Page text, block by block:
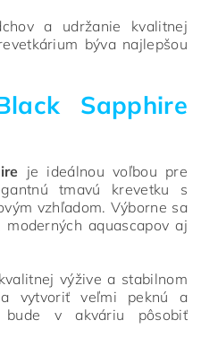
a udržanie kvalitnej
býva najlepšou
Sapphire
je ideálnou voľbou pre
tmavú krevetku s
vzhľadom. Výborne sa
aquascapov aj
výžive a stabilnom
vytvoriť veľmi peknú a
bude v akváriu pôsobiť